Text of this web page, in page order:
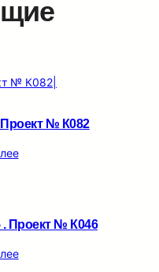
№ К082
. Проект № К046